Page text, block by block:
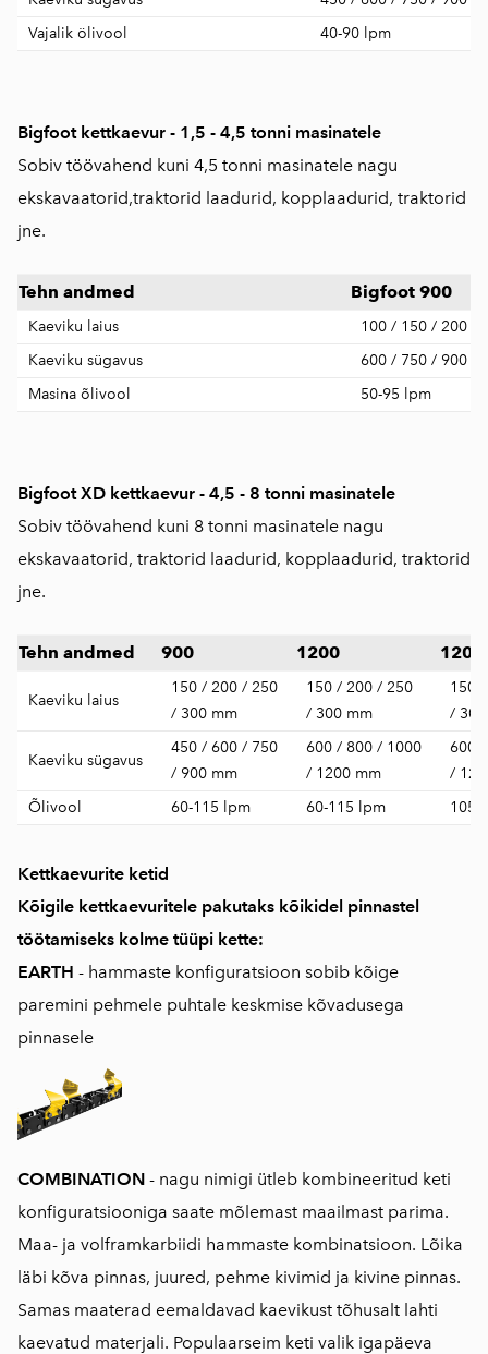
Vajalik ölivool
40-90 lpm
Bigfoot kettkaevur - 1,5 - 4,5 tonni masinatele
Sobiv töövahend kuni 4,5 tonni masinatele nagu
ekskavaatorid,traktorid laadurid, kopplaadurid, traktorid
jne.
Tehn andmed Bigfoot 900
Kaeviku laius
100 / 150 / 200
Kaeviku sügavus
600 / 750 / 900
Masina õlivool
50-95 lpm
Bigfoot XD kettkaevur - 4,5 - 8 tonni masinatele
Sobiv töövahend kuni 8 tonni masinatele nagu
ekskavaatorid, traktorid laadurid, kopplaadurid, traktorid
jne.
Tehn andmed 900 1200 1200
Kaeviku laius
150 / 200 / 250
/ 300 mm
150 / 200 / 250
/ 300 mm
150
/
Kaeviku sügavus
450 / 600 / 750
/ 900 mm
600 / 800 / 1000
/ 1200 mm
600
/
Õlivool
60-115 lpm 60-115 lpm 105
Kettkaevurite ketid
Kõigile kettkaevuritele pakutaks kõikidel pinnastel
töötamiseks kolme tüüpi kette:
EARTH - hammaste konfiguratsioon sobib kõige
paremini pehmele puhtale keskmise kõvadusega
pinnasele
COMBINATION - nagu nimigi ütleb kombineeritud keti
konfiguratsiooniga saate mõlemast maailmast parima.
Maa- ja volframkarbiidi hammaste kombinatsioon. Lõika
läbi kõva pinnas, juured, pehme kivimid ja kivine pinnas.
Samas maaterad eemaldavad kaevikust tõhusalt lahti
kaevatud materjali. Populaarseim keti valik igapäeva